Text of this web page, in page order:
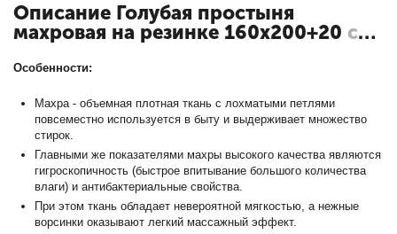
Описание Голубая простыня
махровая на резинке 160х200+20 с
Особенности:
Махра - объемная плотная ткань с лохматыми петлями
повсеместно используется в быту и выдерживает множество
стирок.
Главными же показателями махры высокого качества являются
гигроскопичность (быстрое впитывание большого количества
влаги) и антибактериальные свойства.
При этом ткань обладает невероятной мягкостью, а нежные
ворсинки оказывают легкий массажный эффект.